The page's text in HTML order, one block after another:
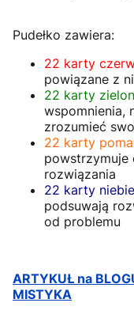
Pudełko zawiera:
22 karty
powiązane z
22 karty
wspomnienia,
zrozumieć
22 karty
powstrzymuje
rozwiązania
22 karty
podsuwają
od problemu
ARTYKUŁ na
MISTYKA